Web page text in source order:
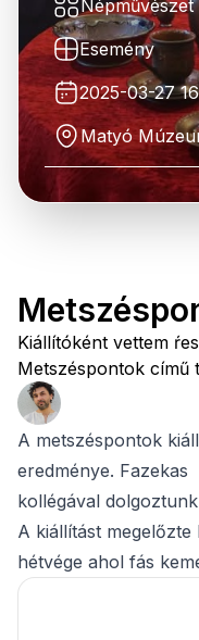
Népművészet
Esemény
2025-03-27
Matyó
Kiállítóként vettem
Metszéspontok című
A metszéspontok
eredménye.
kollégával
A kiállítást
hétvége ahol fás